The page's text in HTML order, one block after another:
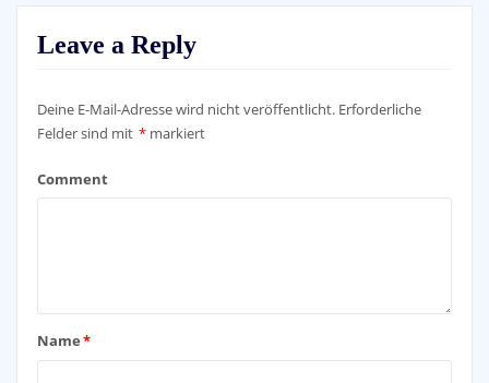
Leave a Reply
Deine E-Mail-Adresse wird nicht veröffentlicht. Erforderliche
Felder sind mit * markiert
Comment
Name*